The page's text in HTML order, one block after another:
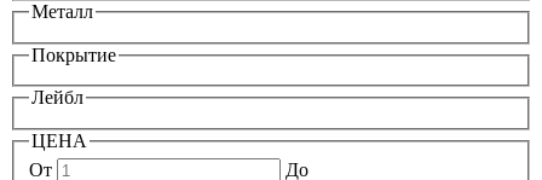
Металл
Покрытие
Лейбл
ЦЕНА
От
До